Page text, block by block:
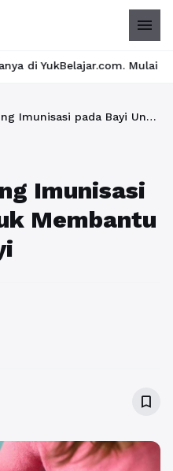
menu
Mulai langkah
Peranan Penting Imunisasi pada Bayi Untuk Membantu Kesehatan Bayi
Imunisasi
Membantu
bookmark_border